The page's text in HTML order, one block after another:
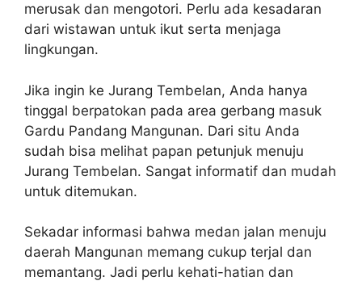
merusak dan mengotori. Perlu ada kesadaran
dari wistawan untuk ikut serta menjaga
lingkungan.
Jika ingin ke Jurang Tembelan, Anda hanya
tinggal berpatokan pada area gerbang masuk
Gardu Pandang Mangunan. Dari situ Anda
sudah bisa melihat papan petunjuk menuju
Jurang Tembelan. Sangat informatif dan mudah
untuk ditemukan.
Sekadar informasi bahwa medan jalan menuju
daerah Mangunan memang cukup terjal dan
memantang. Jadi perlu kehati-hatian dan